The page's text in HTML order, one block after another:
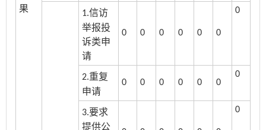
果
1.信访
举报投
诉类申
请
0 0 0 0 0 0
0
2.重复
申请
0 0 0 0 0 0
0
3.要求
提供公
0